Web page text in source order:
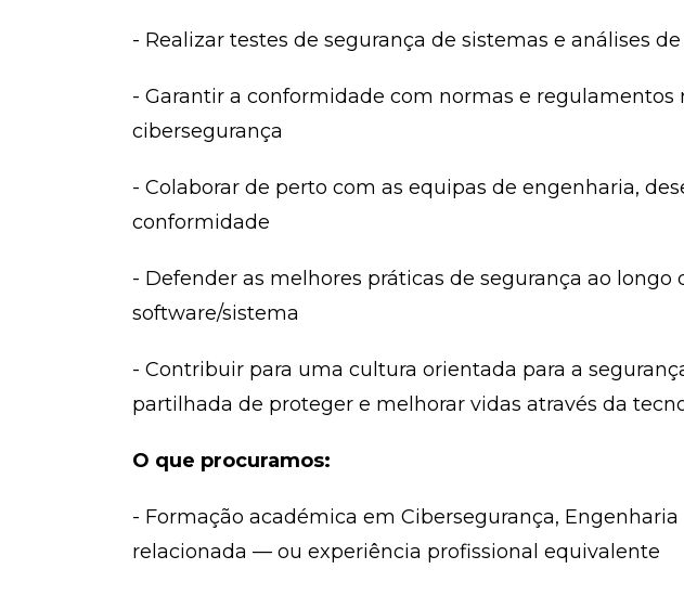
- Realizar testes de segurança de sistemas e análises
- Garantir a conformidade com normas e regulamentos
cibersegurança
- Colaborar de perto com as equipas de engenharia,
conformidade
- Defender as melhores práticas de segurança ao longo
software/sistema
- Contribuir para uma cultura orientada para a
partilhada de proteger e melhorar vidas através da
O que procuramos:
- Formação académica em Cibersegurança,
relacionada — ou experiência profissional equivalente